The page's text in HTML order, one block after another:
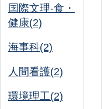
国際文理-食・
健康(2)
海事科(2)
人間看護(2)
環境理工(2)